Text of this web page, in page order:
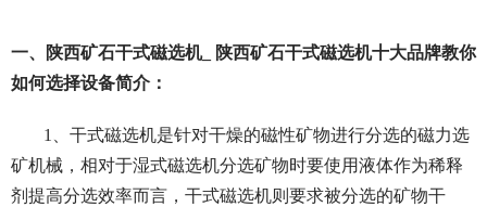
一、陕西矿石干式磁选机_ 陕西矿石干式磁选机十大品牌教你
如何选择设备简介：
1、干式磁选机是针对干燥的磁性矿物进行分选的磁力选
矿机械，相对于湿式磁选机分选矿物时要使用液体作为稀释
剂提高分选效率而言，干式磁选机则要求被分选的矿物干